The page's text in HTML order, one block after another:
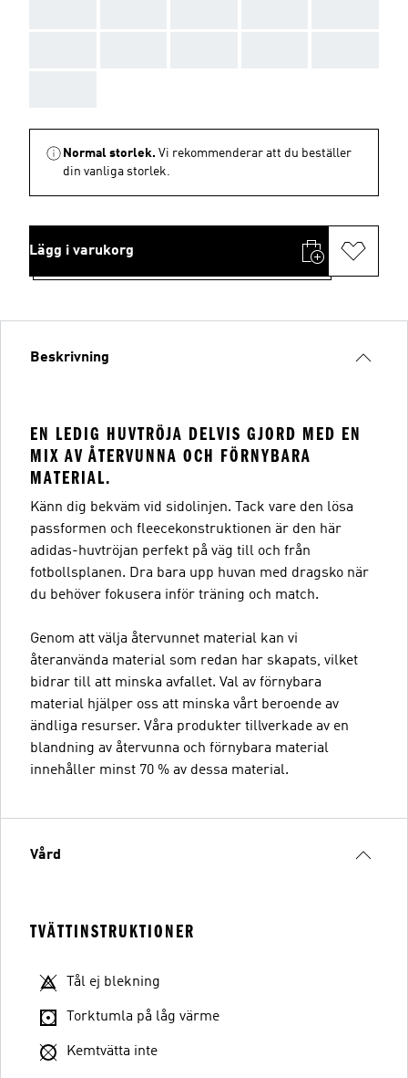
Normal storlek. Vi rekommenderar att du beställer
din vanliga storlek.
Lägg i varukorg
Beskrivning
EN LEDIG HUVTRÖJA DELVIS GJORD MED EN
MIX AV ÅTERVUNNA OCH FÖRNYBARA
MATERIAL.
Känn dig bekväm vid sidolinjen. Tack vare den lösa
passformen och fleecekonstruktionen är den här
adidas-huvtröjan perfekt på väg till och från
fotbollsplanen. Dra bara upp huvan med dragsko när
du behöver fokusera inför träning och match.
Genom att välja återvunnet material kan vi
återanvända material som redan har skapats, vilket
bidrar till att minska avfallet. Val av förnybara
material hjälper oss att minska vårt beroende av
ändliga resurser. Våra produkter tillverkade av en
blandning av återvunna och förnybara material
innehåller minst 70 % av dessa material.
Vård
TVÄTTINSTRUKTIONER
Tål ej blekning
Torktumla på låg värme
Kemtvätta inte